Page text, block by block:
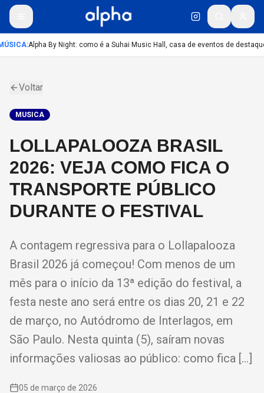
:Alpha By Night: como é a Suhai Music Hall, casa de eventos de
Voltar
MUSICA
LOLLAPALOOZA BRASIL
2026: VEJA COMO FICA O
TRANSPORTE PÚBLICO
DURANTE O FESTIVAL
A contagem regressiva para o Lollapalooza
Brasil 2026 já começou! Com menos de um
mês para o início da 13ª edição do festival, a
festa neste ano será entre os dias 20, 21 e 22
de março, no Autódromo de Interlagos, em
São Paulo. Nesta quinta (5), saíram novas
informações valiosas ao público: como fica […]
05 de março de 2026